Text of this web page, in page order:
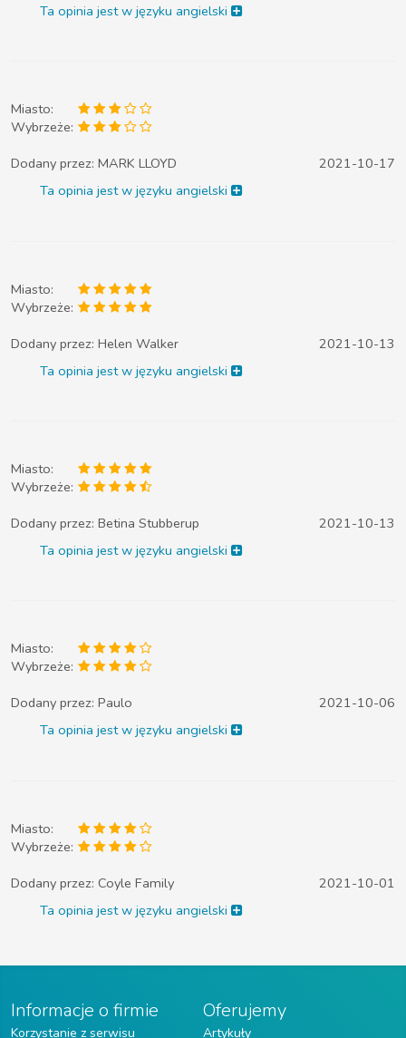
Ta opinia jest w języku angielski
Miasto:
Wybrzeże:
Dodany przez: MARK LLOYD
2021-10-17
Ta opinia jest w języku angielski
Miasto:
Wybrzeże:
Dodany przez: Helen Walker
2021-10-13
Ta opinia jest w języku angielski
Miasto:
Wybrzeże:
Dodany przez: Betina Stubberup
2021-10-13
Ta opinia jest w języku angielski
Miasto:
Wybrzeże:
Dodany przez: Paulo
2021-10-06
Ta opinia jest w języku angielski
Miasto:
Wybrzeże:
Dodany przez: Coyle Family
2021-10-01
Ta opinia jest w języku angielski
Informacje o firmie
Korzystanie z serwisu
Oferujemy
Artykuły